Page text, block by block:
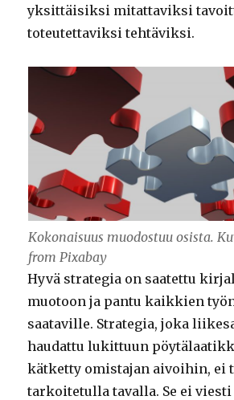
yksittäisiksi mitattaviksi
toteutettaviksi tehtäviksi.
Kokonaisuus muodostuu osista.
from Pixabay
Hyvä strategia on saatettu
muotoon ja pantu kaikkien
saataville. Strategia, joka
haudattu lukittuun
kätketty omistajan aivoihin, ei
tarkoitetulla tavalla. Se ei